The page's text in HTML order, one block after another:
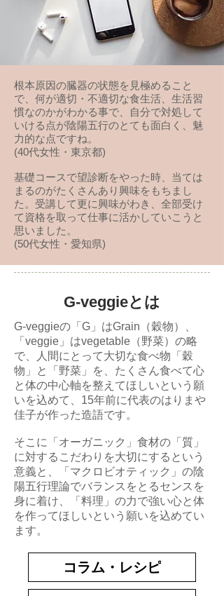
根本原因の臓器の状態を見極めること
で、何が適切・不適切な食生活、生活習
慣なのかがわかる事で、自分で対処して
いける点が陰陽五行のとても面白く、魅
力的な点ですね。
(40代女性・東京都)
基礎コースで望診断をやった時、当ては
まるのがたくさんあり興味をもちまし
た。受講して更に興味がわき、全部受け
て資格を取って仕事に活かしていこうと
思いました。
(50代女性・愛知県)
G-veggieとは
G-veggieの「G」はGrain（穀物）、
「veggie」はvegetable（野菜）の略
で、人間にとって大切な食べ物「穀
物」と「野菜」を、たくさん食べて心
と体の中心軸を整えてほしいという願
いを込めて、15年前に代表のはりまや
佳子が作った造語です。
そこに「オーガニック」食材の「質」
に対するこだわりを大切にするという
意義と、「マクロビオティック」の陰
陽五行理論でバランスをとるセンスを
身に着け、「料理」の力で強い心と体
を作ってほしいという願いを込めてい
ます。
コラム・レシピ